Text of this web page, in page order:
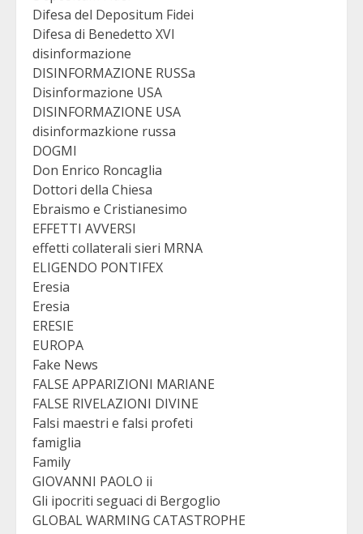
Difesa del Depositum Fidei
Difesa di Benedetto XVI
disinformazione
DISINFORMAZIONE RUSSa
Disinformazione USA
DISINFORMAZIONE USA
disinformazkione russa
DOGMI
Don Enrico Roncaglia
Dottori della Chiesa
Ebraismo e Cristianesimo
EFFETTI AVVERSI
effetti collaterali sieri MRNA
ELIGENDO PONTIFEX
Eresia
Eresia
ERESIE
EUROPA
Fake News
FALSE APPARIZIONI MARIANE
FALSE RIVELAZIONI DIVINE
Falsi maestri e falsi profeti
famiglia
Family
GIOVANNI PAOLO ii
Gli ipocriti seguaci di Bergoglio
GLOBAL WARMING CATASTROPHE